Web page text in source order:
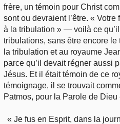
frère, un témoin pour Christ
sont ou devraient l’être. «
à la tribulation » — voilà ce
tribulations, sans être encore
la tribulation et au royaume
parce qu’il devait régner aussi
Jésus. Et il était témoin de ce
témoignage, il se trouvait
Patmos, pour la Parole de
« Je fus en Esprit, dans la